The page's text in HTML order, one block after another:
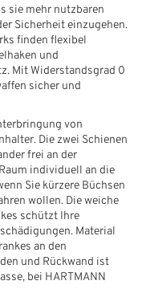
sie mehr nutzbaren
Sicherheit einzugehen.
finden flexibel
und
Mit Widerstandsgrad 0
sicher und
von
Die zwei Schienen
frei an der
individuell an die
Sie kürzere Büchsen
wollen. Die weiche
schützt Ihre
Material
an den
und Rückwand ist
bei HARTMANN